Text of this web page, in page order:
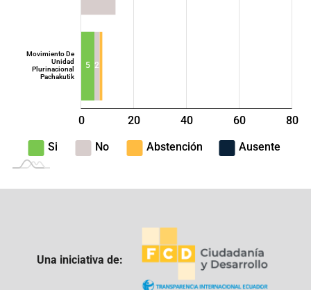
5 2
Movimiento De
Unidad
Plurinacional
Pachakutik
L
-40
-20
0 20 40 60 80
100
Si
No Abstención Ausente
Una iniciativa de: